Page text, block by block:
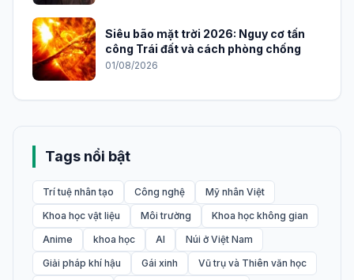
Siêu bão mặt trời 2026: Nguy cơ tấn
công Trái đất và cách phòng chống
01/08/2026
Tags nổi bật
Trí tuệ nhân tạo Công nghệ
Mỹ nhân Việt
Khoa học vật liệu
Môi trường
Khoa học không gian
Anime
khoa học AI
Núi ở Việt Nam
Giải pháp khí hậu
Gái xinh
Vũ trụ và Thiên văn học